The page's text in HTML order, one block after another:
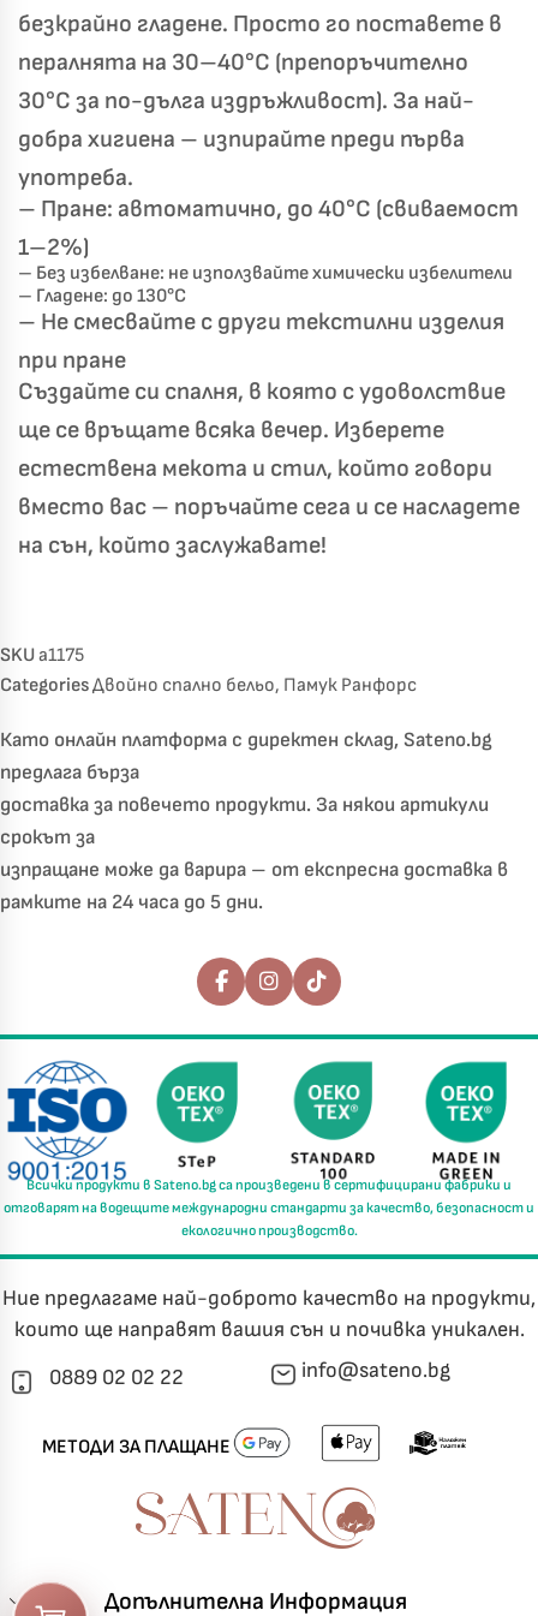
безкрайно гладене. Просто го поставете в
пералнята на 30–40°C (препоръчително
30°C за по-дълга издръжливост). За най-
добра хигиена – изпирайте преди първа
употреба.
– Пране: автоматично, до 40°C (свиваемост
1–2%)
– Без избелване: не използвайте химически избелители
– Гладене: до 130°C
– Не смесвайте с други текстилни изделия
при пране
Създайте си спалня, в която с удоволствие
ще се връщате всяка вечер. Изберете
естествена мекота и стил, който говори
вместо вас – поръчайте сега и се насладете
на сън, който заслужавате!
SKUa1175
CategoriesДвойно спално бельо, Памук Ранфорс
Като онлайн платформа с директен склад, Sateno.bg
предлага бърза
доставка за повечето продукти. За някои артикули
срокът за
изпращане може да варира – от експресна доставка в
рамките на 24 часа до 5 дни.
Последвайте ни
Всички продукти в Sateno.bgса произведени всертифицирани фабрики и
отговарят на водещите международни стандарти закачество, безопасност и
екологично производство.
Ние предлагаме най-доброто качество на продукти,
които ще направят вашия сън и почивка уникален.
0889 02 02 22
info@sateno.bg
МЕТОДИ ЗА ПЛАЩАНЕ
Допълнителна Информация